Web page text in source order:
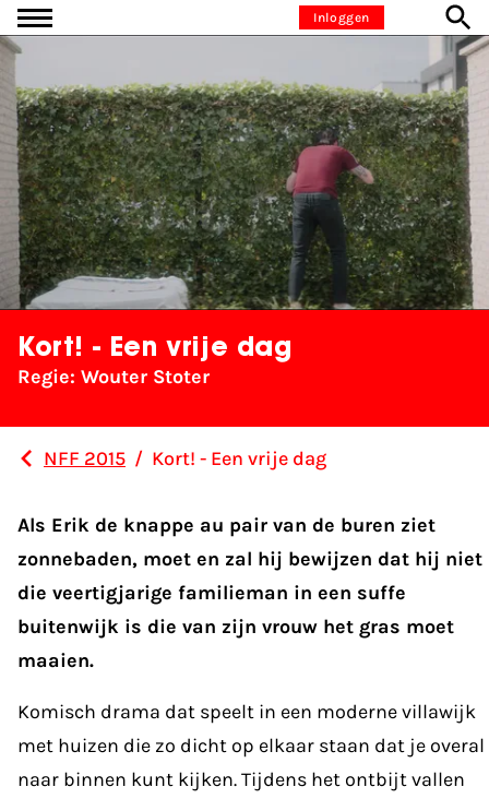
Ga naar inhoudInloggen
Kort! - Een vrije dag
Regie: Wouter Stoter
NFF 2015 / Kort! - Een vrije dag
Als Erik de knappe au pair van de buren ziet
zonnebaden, moet en zal hij bewijzen dat hij niet
die veertigjarige familieman in een suffe
buitenwijk is die van zijn vrouw het gras moet
maaien.
Komisch drama dat speelt in een moderne villawijk
met huizen die zo dicht op elkaar staan dat je overal
naar binnen kunt kijken. Tijdens het ontbijt vallen